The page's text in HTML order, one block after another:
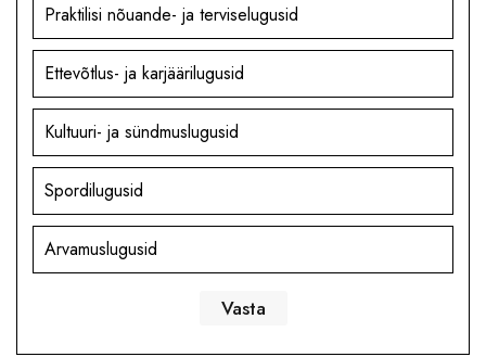
Praktilisi nõuande- ja terviselugusid
Ettevõtlus- ja karjäärilugusid
Kultuuri- ja sündmuslugusid
Spordilugusid
Arvamuslugusid